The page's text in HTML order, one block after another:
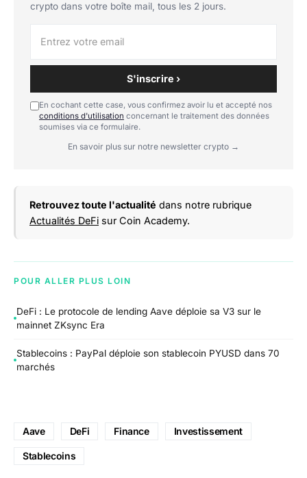
crypto dans votre boîte mail, tous les 2 jours.
S'inscrire ›
En cochant cette case, vous confirmez avoir lu et accepté nos
conditions d'utilisation concernant le traitement des données
soumises via ce formulaire.
En savoir plus sur notre newsletter crypto →
Retrouvez toute l'actualité dans notre rubrique
Actualités DeFi sur Coin Academy.
POUR ALLER PLUS LOIN
DeFi : Le protocole de lending Aave déploie sa V3 sur le
mainnet ZKsync Era
Stablecoins : PayPal déploie son stablecoin PYUSD dans 70
marchés
Aave DeFi Finance Investissement
Stablecoins